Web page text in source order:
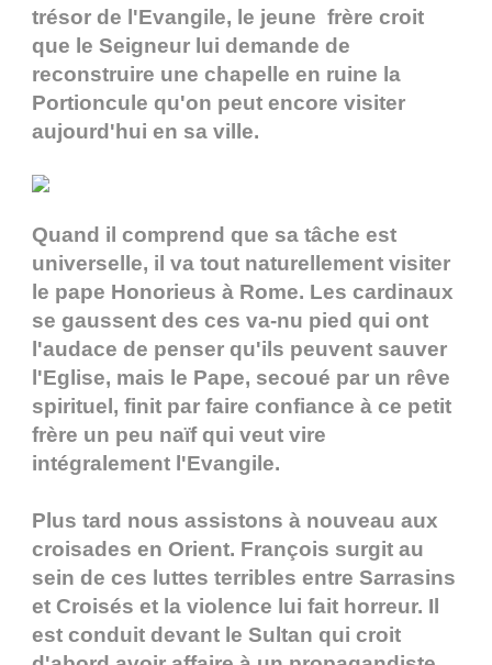
trésor de l'Evangile, le jeune frère croit
que le Seigneur lui demande de
reconstruire une chapelle en ruine la
Portioncule qu'on peut encore visiter
aujourd'hui en sa ville.
Quand il comprend que sa tâche est
universelle, il va tout naturellement visiter
le pape Honorieus à Rome. Les cardinaux
se gaussent des ces va-nu pied qui ont
l'audace de penser qu'ils peuvent sauver
l'Eglise, mais le Pape, secoué par un rêve
spirituel, finit par faire confiance à ce petit
frère un peu naïf qui veut vire
intégralement l'Evangile.
Plus tard nous assistons à nouveau aux
croisades en Orient. François surgit au
sein de ces luttes terribles entre Sarrasins
et Croisés et la violence lui fait horreur. Il
est conduit devant le Sultan qui croit